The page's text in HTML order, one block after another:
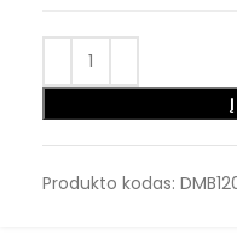
Į
Produkto kodas: